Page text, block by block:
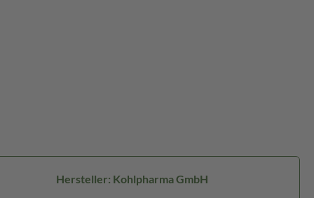
Hersteller: Kohlpharma GmbH